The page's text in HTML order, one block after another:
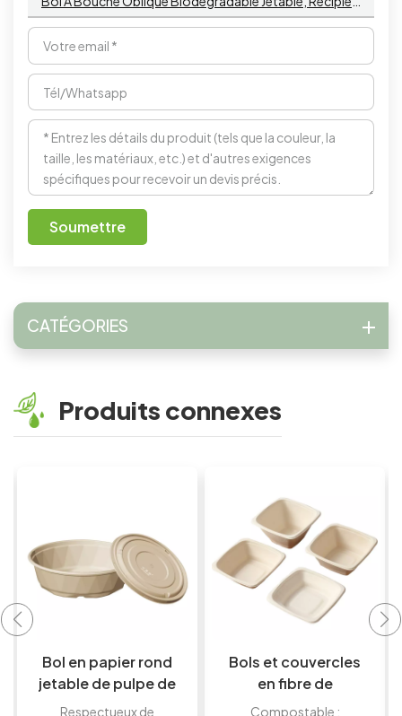
Soumettre
CATÉGORIES
Produits connexes
Bols et couvercles
en fibre de
bagasse
Compostable :
Bols en bagasse
de canne à sucre
biodégradable
Sans PFAS pour une